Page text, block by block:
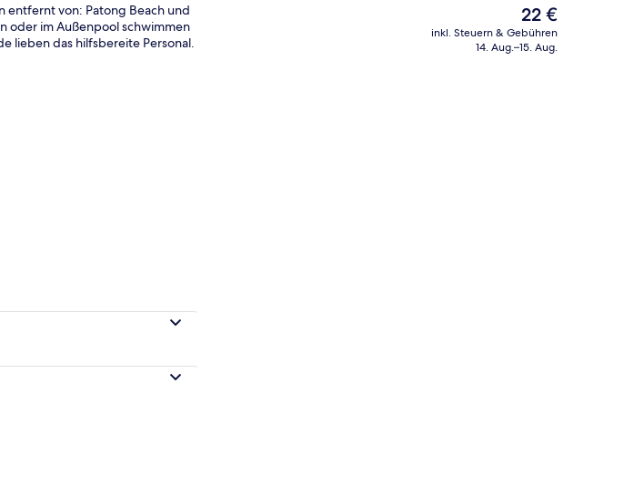
entfernt von: Patong Beach und
oder im Außenpool schwimmen
lieben das hilfsbereite Personal.
Der
aktuelle
Preis
22 €
inkl. Steuern & Gebühren
14. Aug.–15. Aug.